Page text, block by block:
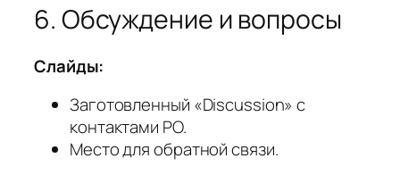
6. Обсуждение и вопросы
Слайды:
Заготовленный «Discussion» с
контактами PO.
Место для обратной связи.